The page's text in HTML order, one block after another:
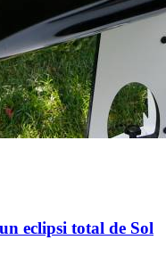
eclipsi total de Sol